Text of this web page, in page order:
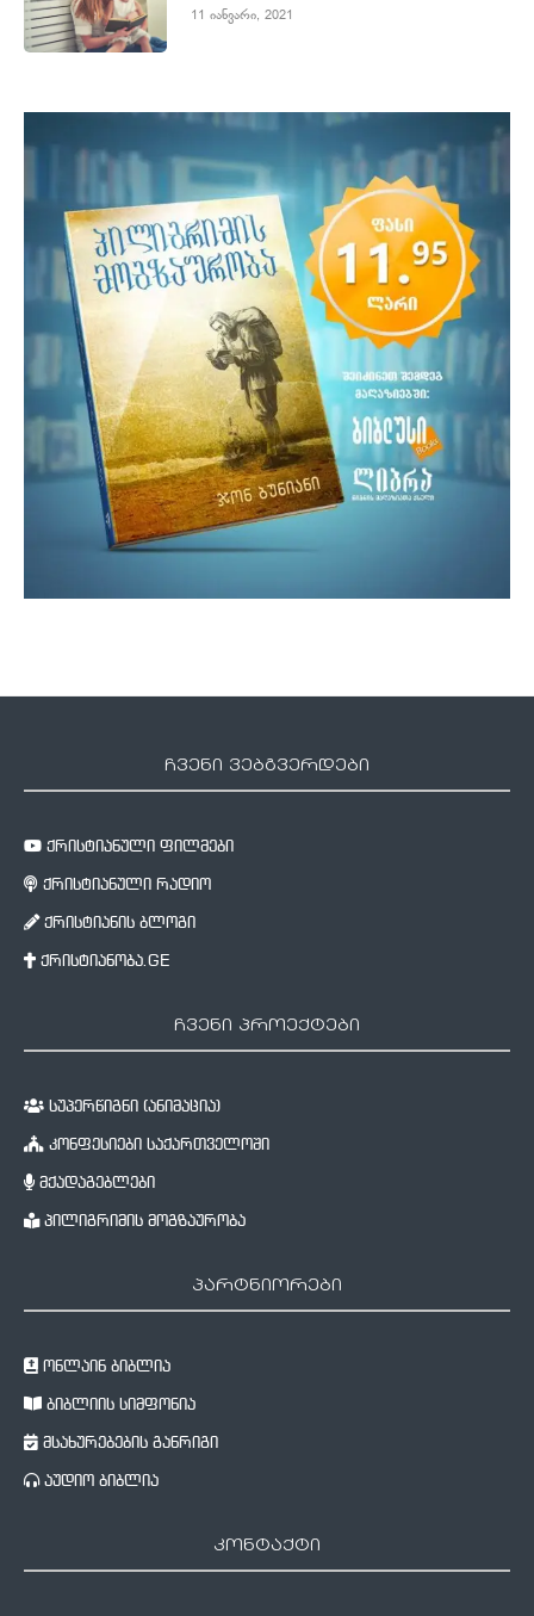
11 იანვარი, 2021
ჩვენი ვებგვერდები
ქრისტიანული ფილმები
ქრისტიანული რადიო
ქრისტიანის ბლოგი
ქრისტიანობა.GE
ჩვენი პროექტები
სუპერწიგნი (ანიმაცია)
კონფესიები საქართველოში
მქადაგებლები
პილიგრიმის მოგზაურობა
პარტნიორები
ონლაინ ბიბლია
ბიბლიის სიმფონია
მსახურებების განრიგი
აუდიო ბიბლია
კონტაქტი